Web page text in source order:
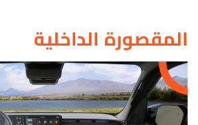
المقصورة الداخلية